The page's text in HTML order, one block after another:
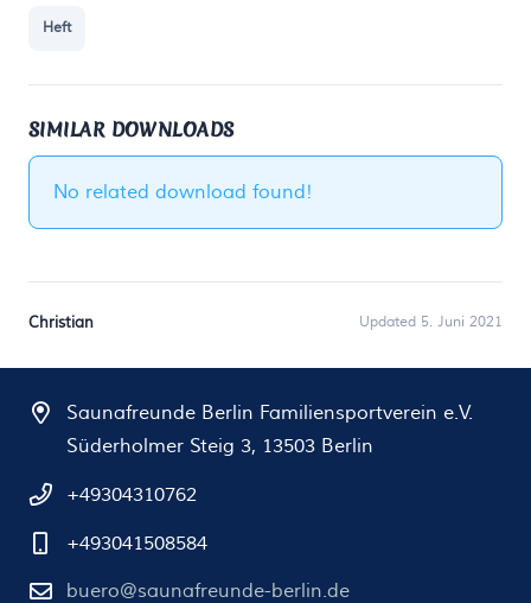
Heft
SIMILAR DOWNLOADS
No related download found!
Christian Updated 5. Juni 2021
Saunafreunde Berlin Familiensportverein e.V.
Süderholmer Steig 3, 13503 Berlin
+49304310762
+493041508584
buero@saunafreunde-berlin.de